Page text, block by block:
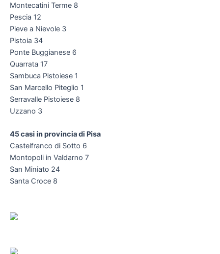
Montecatini Terme 8
Pescia 12
Pieve a Nievole 3
Pistoia 34
Ponte Buggianese 6
Quarrata 17
Sambuca Pistoiese 1
San Marcello Piteglio 1
Serravalle Pistoiese 8
Uzzano 3
45 casi in provincia di Pisa
Castelfranco di Sotto 6
Montopoli in Valdarno 7
San Miniato 24
Santa Croce 8